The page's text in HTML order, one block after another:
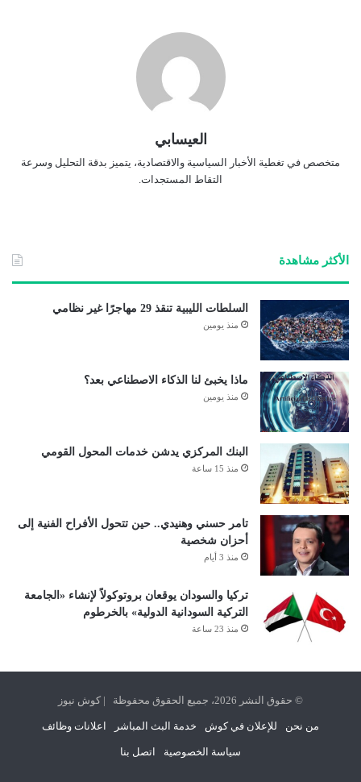
العيسابي
متخصص في تغطية الأخبار السياسية والاقتصادية، يتميز بدقة التحليل وسرعة
التقاط المستجدات.
الأكثر مشاهدة
السلطات الليبية تنقذ 29 مهاجرًا غير نظامي
منذ يومين
ماذا يخبئ لنا الذكاء الاصطناعي بعد؟
منذ يومين
البنك المركزي يدشن خدمات المحول القومي
منذ 15 ساعة
تامر حسني وهنيدي.. حين تتحول الأفراح الفنية إلى
أحزان شخصية
منذ 3 أيام
تركيا والسودان يوقعان بروتوكولاً لإنشاء «الجامعة
التركية السودانية الدولية» بالخرطوم
منذ 23 ساعة
© حقوق النشر 2026، جميع الحقوق محفوظة | كوش نيوز
من نحن للإعلان في كوش خدمة البث المباشر اعلانات وظائف
سياسة الخصوصية اتصل بنا